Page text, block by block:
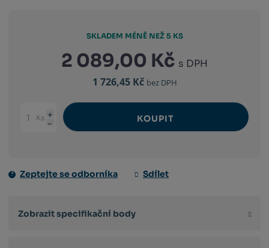
2 089,00 Kč s DPH
1 726,45 Kč bez DPH
SKLADEM MÉNĚ NEŽ 5 KS
Změnit
Navýšit
Snížit
Ks KOUPIT
Zeptejte se odborníka Sdílet
Zobrazit specifikační body